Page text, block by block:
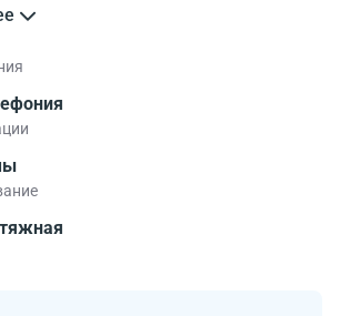
бизнес-центра – одно из
ведь находится строение в
районе Сокольники, в
мегаполиса. Все главные объекты и
Москвы – относительно близко,
– Садовое кольцо и Третье
До станции метро Сокольники –
шагом.
на ТТК бизнес-центр